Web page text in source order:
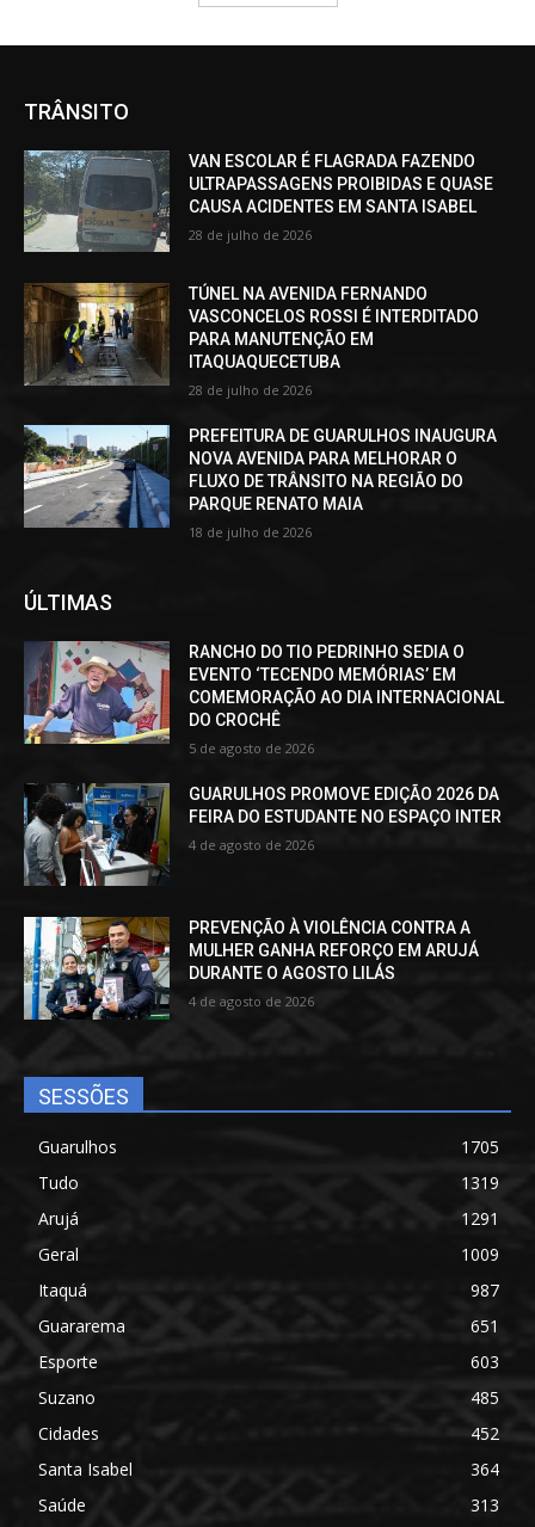
TRÂNSITO
VAN ESCOLAR É FLAGRADA FAZENDO
ULTRAPASSAGENS PROIBIDAS E QUASE
CAUSA ACIDENTES EM SANTA ISABEL
28 de julho de 2026
TÚNEL NA AVENIDA FERNANDO
VASCONCELOS ROSSI É INTERDITADO
PARA MANUTENÇÃO EM
ITAQUAQUECETUBA
28 de julho de 2026
PREFEITURA DE GUARULHOS INAUGURA
NOVA AVENIDA PARA MELHORAR O
FLUXO DE TRÂNSITO NA REGIÃO DO
PARQUE RENATO MAIA
18 de julho de 2026
ÚLTIMAS
RANCHO DO TIO PEDRINHO SEDIA O
EVENTO ‘TECENDO MEMÓRIAS’ EM
COMEMORAÇÃO AO DIA INTERNACIONAL
DO CROCHÊ
5 de agosto de 2026
GUARULHOS PROMOVE EDIÇÃO 2026 DA
FEIRA DO ESTUDANTE NO ESPAÇO INTER
4 de agosto de 2026
PREVENÇÃO À VIOLÊNCIA CONTRA A
MULHER GANHA REFORÇO EM ARUJÁ
DURANTE O AGOSTO LILÁS
4 de agosto de 2026
SESSÕES
Guarulhos
1705
Tudo
1319
Arujá
1291
Geral
1009
Itaquá
987
Guararema
651
Esporte
603
Suzano
485
Cidades
452
Santa Isabel
364
Saúde
313